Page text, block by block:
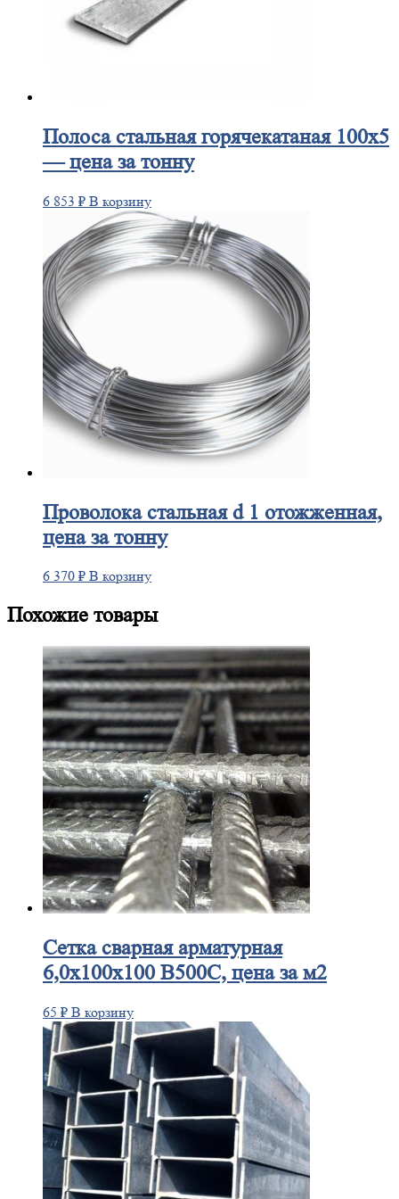
Полосастальная горячекатаная 100х5
— цена за тонну
6 853 ₽ В корзину
Проволокастальная d 1 отожженная,
цена за тонну
6 370 ₽ В корзину
Похожие товары
Сеткасварная арматурная
6,0х100х100 В500С, цена за м2
65 ₽ В корзину